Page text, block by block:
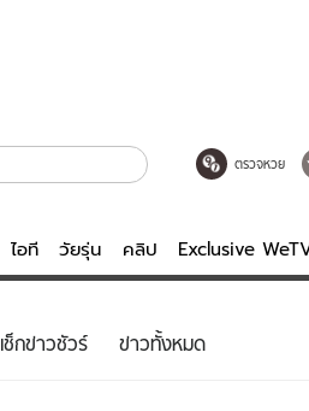
ตรวจหวย
ไอที วัยรุ่น คลิป Exclusive
บันเทิงครบรส
เช็กข่าวชัวร์ ข่าวทั้งหมด